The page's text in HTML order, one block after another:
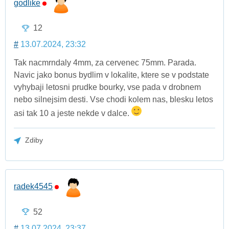
godlike
12
# 13.07.2024, 23:32
Tak nacmrndaly 4mm, za cervenec 75mm. Parada.
Navic jako bonus bydlim v lokalite, ktere se v podstate
vyhybaji letosni prudke bourky, vse pada v drobnem
nebo silnejsim desti. Vse chodi kolem nas, blesku letos
asi tak 10 a jeste nekde v dalce.
Zdiby
radek4545
52